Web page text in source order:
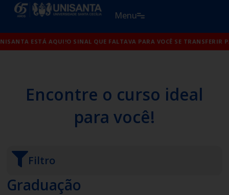
o
conteúdo
Menu
PARA A UNISANTA ESTÁ AQUI!O SINAL QUE FALTAVA PARA
Encontre o curso ideal
para você!
Filtro
Graduação